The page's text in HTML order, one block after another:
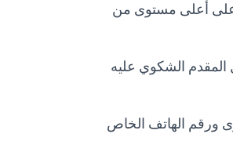
على أعلى مستوى من
المقدم الشكوي عليه
ورقم الهاتف الخاص